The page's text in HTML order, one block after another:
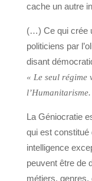
cache un autre
(…) Ce qui crée
politiciens par
disant
« Le seul
l’Humanitarisme.
La Géniocratie
qui est constitué
intelligence
peuvent être de
métiers,